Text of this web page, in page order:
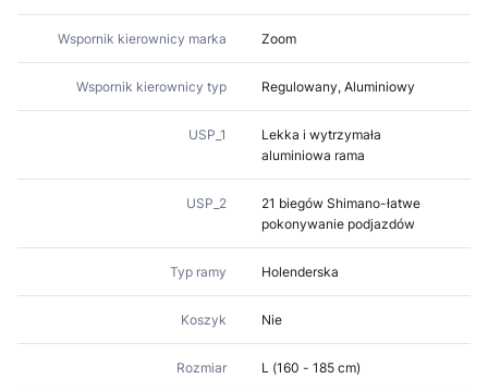
Wspornik kierownicy marka Zoom
Wspornik kierownicy typ Regulowany, Aluminiowy
USP_1
Lekka i wytrzymała
aluminiowa rama
USP_2
21 biegów Shimano-łatwe
pokonywanie podjazdów
Typ ramy Holenderska
Koszyk Nie
Rozmiar L (160 - 185 cm)